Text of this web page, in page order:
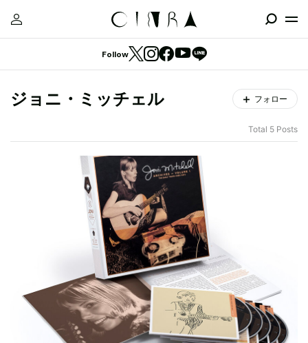
Follow
ジョニ・ミッチェル フォロー
Total 5 Posts